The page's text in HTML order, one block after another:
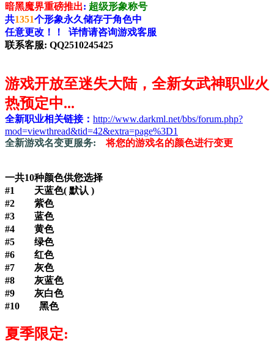
暗黑魔界重磅推出: 超级形象称号
共1351个形象永久储存于角色中
任意更改！！ 详情请咨询游戏客服
联系客服: QQ2510245425
游戏开放至迷失大陆，全新女武神职业火
热预定中...
全新职业相关链接： http://www.darkml.net/bbs/forum.php?
mod=viewthread&tid=42&extra=page%3D1
全新游戏名变更服务:将您的游戏名的颜色进行变更
一共10种颜色供您选择
#1 天蓝色( 默认 )
#2 紫色
#3 蓝色
#4 黄色
#5 绿色
#6 红色
#7 灰色
#8 灰蓝色
#9 灰白色
#10 黑色
夏季限定: